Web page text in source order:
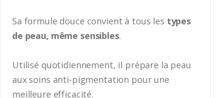
Sa formule douce convient à tous les types
de peau, même sensibles.
Utilisé quotidiennement, il prépare la peau
aux soins anti-pigmentation pour une
meilleure efficacité.